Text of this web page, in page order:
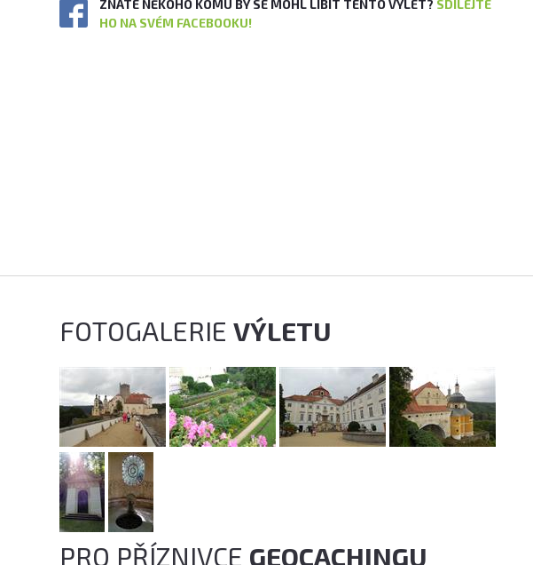
ZNÁTE NĚKOHO KOMU BY SE MOHL LÍBIT TENTO VÝLET? SDÍLEJTE
HO NA SVÉM FACEBOOKU!
FOTOGALERIEVÝLETU
PRO PŘÍZNIVCE GEOCACHINGU